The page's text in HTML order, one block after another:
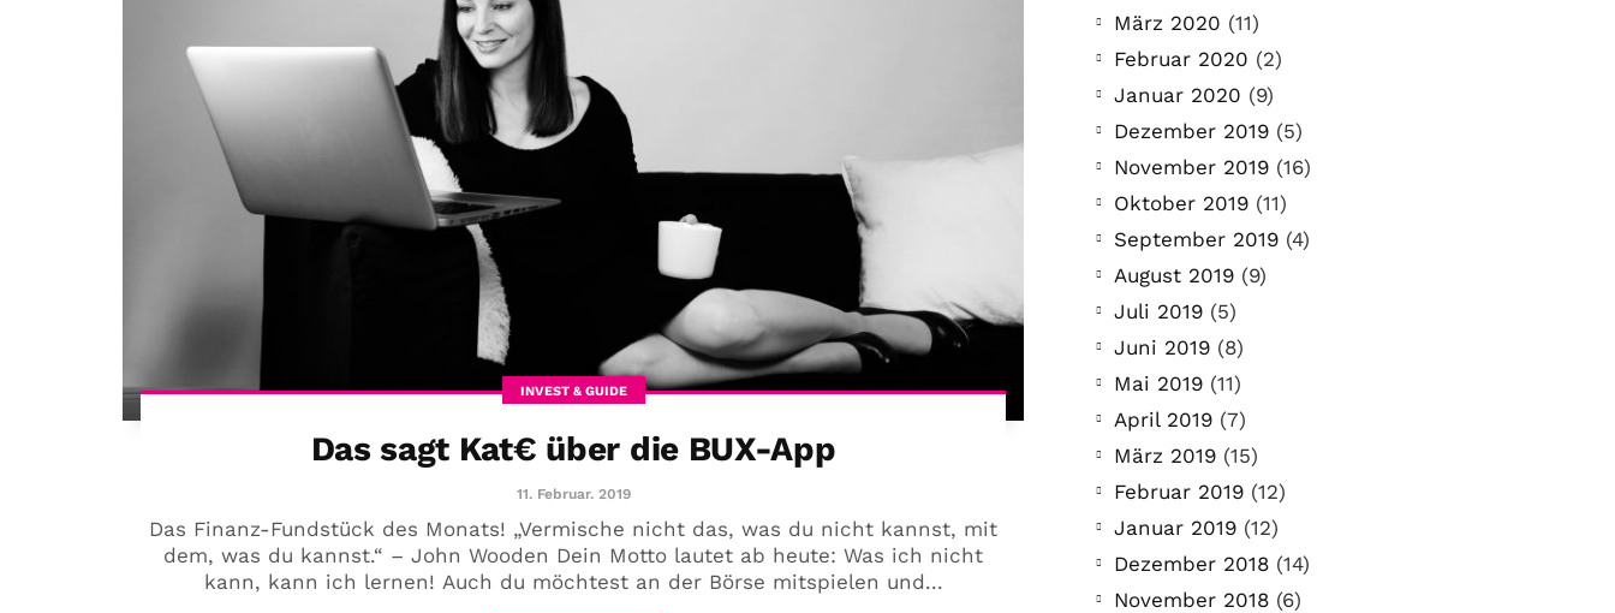
INVEST & GUIDE
Das sagt Kat€ über die BUX-App
11. Februar. 2019
Das Finanz-Fundstück des Monats! „Vermische nicht das, was du nicht kannst, mit
dem, was du kannst.“ – John Wooden Dein Motto lautet ab heute: Was ich nicht
kann, kann ich lernen! Auch du möchtest an der Börse mitspielen und...
März 2020 (11)
Februar 2020 (2)
Januar 2020 (9)
Dezember 2019 (5)
November 2019 (16)
Oktober 2019 (11)
September 2019 (4)
August 2019 (9)
Juli 2019 (5)
Juni 2019 (8)
Mai 2019 (11)
April 2019 (7)
März 2019 (15)
Februar 2019 (12)
Januar 2019 (12)
Dezember 2018 (14)
November 2018 (6)
COMMUNITY
Der Leserbrief der
Woche #2
21. Juli. 2021
Der Leserbrief der Woche Viele Leser
stellen ganz persönliche Fragen. Vielleicht
hast du auch spezielle Fragen im Kopf?
Aber du hast dich bis jetzt nicht getraut sie
zu stellen? Kein Problem!...